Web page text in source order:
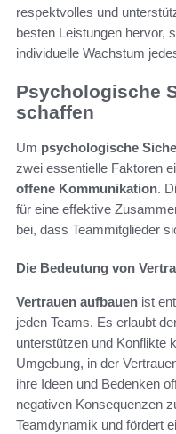
respektvolles und
besten Leistungen hervor,
individuelle Wachstum
Psychologische
schaffen
Um psychologische
zwei essentielle Faktoren
offene Kommunikation.
für eine effektive
bei, dass Teammitglieder
Die Bedeutung von
Vertrauen aufbauen ist
jeden Teams. Es erlaubt
unterstützen und Konflikte
Umgebung, in der
ihre Ideen und Bedenken
negativen Konsequenzen
Teamdynamik und fördert